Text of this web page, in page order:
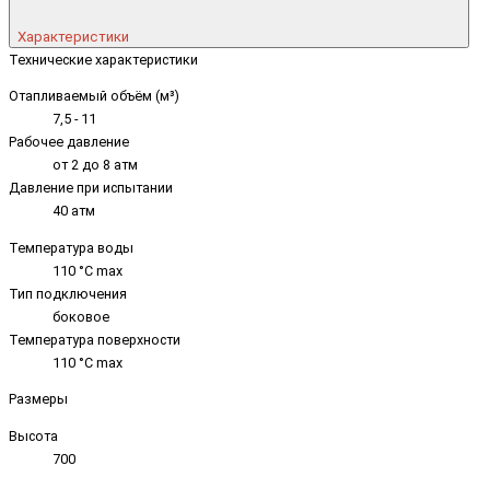
Характеристики
Технические характеристики
Отапливаемый объём (м³)
7,5 - 11
Рабочее давление
от 2 до 8 атм
Давление при испытании
40 атм
Температура воды
110 °C max
Тип подключения
боковое
Температура поверхности
110 °C max
Размеры
Высота
700